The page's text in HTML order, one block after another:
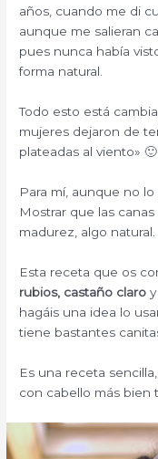
años, cuando me di
aunque me salieran
pues nunca había
forma natural.
Todo esto está
mujeres dejaron de
plateadas al viento» 🙂
Para mí, aunque no
Mostrar que las
madurez, algo natural.
Esta receta que os
rubios, castaño claro
hagáis una idea lo
tiene bastantes
Es una receta
con cabello más bien